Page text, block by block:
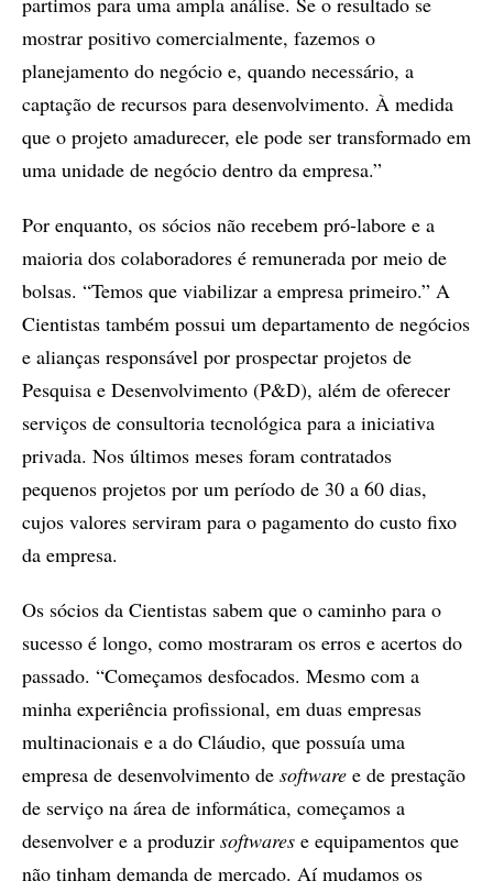
mostrar positivo comercialmente, fazemos o
planejamento do negócio e, quando necessário, a
captação de recursos para desenvolvimento. À medida
que o projeto amadurecer, ele pode ser transformado em
uma unidade de negócio dentro da empresa.”
Por enquanto, os sócios não recebem pró-labore e a
maioria dos colaboradores é remunerada por meio de
bolsas. “Temos que viabilizar a empresa primeiro.” A
Cientistas também possui um departamento de negócios
e alianças responsável por prospectar projetos de
Pesquisa e Desenvolvimento (P&D), além de oferecer
serviços de consultoria tecnológica para a iniciativa
privada. Nos últimos meses foram contratados
pequenos projetos por um período de 30 a 60 dias,
cujos valores serviram para o pagamento do custo fixo
da empresa.
Os sócios da Cientistas sabem que o caminho para o
sucesso é longo, como mostraram os erros e acertos do
passado. “Começamos desfocados. Mesmo com a
minha experiência profissional, em duas empresas
multinacionais e a do Cláudio, que possuía uma
empresa de desenvolvimento de software e de prestação
de serviço na área de informática, começamos a
desenvolver e a produzir softwares e equipamentos que
não tinham demanda de mercado. Aí mudamos os